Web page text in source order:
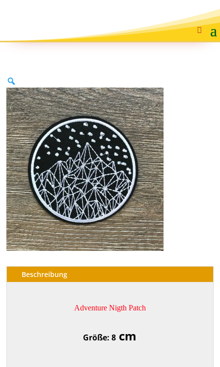
Beschreibung
Adventure Nigth Patch
Größe: 8 cm